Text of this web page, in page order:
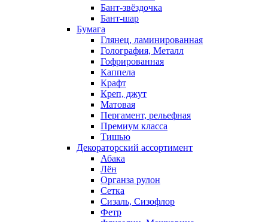
Бант-звёздочка
Бант-шар
Бумага
Глянец, ламинированная
Голография, Металл
Гофрированная
Каппела
Крафт
Креп, джут
Матовая
Пергамент, рельефная
Премиум класса
Тишью
Декораторский ассортимент
Абака
Лён
Органза рулон
Сетка
Сизаль, Сизофлор
Фетр